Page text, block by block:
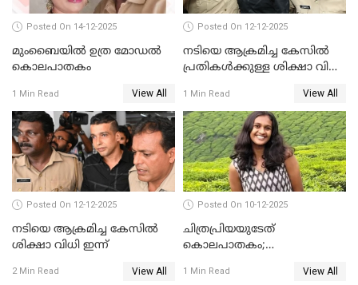
Posted On 14-12-2025
മുംബൈയില്‍ ഉത്ര മോഡല്‍
കൊലപാതകം
1 Min Read View All
Posted On 12-12-2025
നടിയെ ആക്രമിച്ച കേസില്‍
പ്രതികള്‍ക്കുള്ള ശിക്ഷാ വിധി
1 Min Read View All
Posted On 12-12-2025
നടിയെ ആക്രമിച്ച കേസിൽ
ശിക്ഷാ വിധി ഇന്ന്
2 Min Read View All
Posted On 10-12-2025
ചിത്രപ്രിയയുടേത്
കൊലപാതകം;
സമ്മതിച്ചെന്ന് പൊലീസ്
1 Min Read View All